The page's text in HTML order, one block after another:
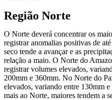
Região Norte
O Norte deverá concentrar os
registrar anomalias positivas de
seco tende a avançar e as
relação a maio. O Norte do
registrar volumes elevados,
200mm e 360mm. No Norte do
elevados, variando entre 130mm
mais ao Norte, maiores tendem a